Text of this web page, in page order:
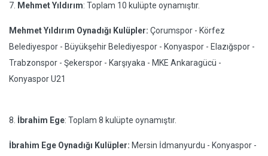
7. Mehmet Yıldırım: Toplam 10 kulüpte oynamıştır.
Mehmet Yıldırım Oynadığı Kulüpler: Çorumspor - Körfez
Belediyespor - Büyükşehir Belediyespor - Konyaspor - Elazığspor -
Trabzonspor - Şekerspor - Karşıyaka - MKE Ankaragücü -
Konyaspor U21
8. İbrahim Ege: Toplam 8 kulüpte oynamıştır.
İbrahim Ege Oynadığı Kulüpler: Mersin İdmanyurdu - Konyaspor -